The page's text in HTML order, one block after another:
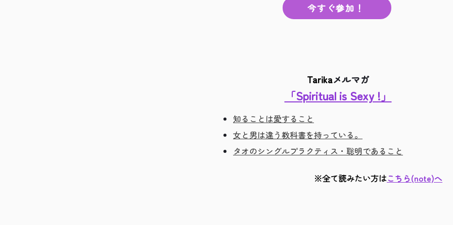
今すぐ参加！
Tarikaメルマガ
「Spiritual is Sexy !」
知ることは愛すること
女と男は違う教科書を持っている。
タオのシングルプラクティス・聡明であること
※全て読みたい方はこちら(note)へ